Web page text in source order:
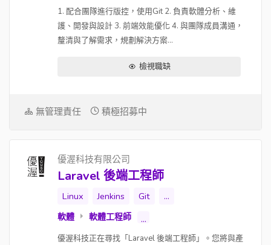
1. 配合團隊進行版控，使用Git 2. 負責軟體分析、維
護、開發與設計 3. 前端效能優化 4. 與團隊成員溝通，
釐清與了解需求，規劃解決方案...
檢視職缺
無管理責任 積極招募中
優渥科技有限公司
Laravel 後端工程師
Linux Jenkins Git ...
軟體 軟體工程師 ...
優渥科技正在尋找「Laravel 後端工程師」。您將與產